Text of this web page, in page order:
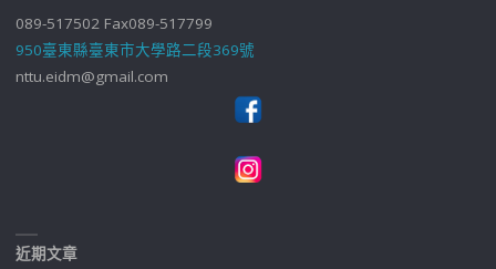
089-517502 Fax089-517799
950臺東縣臺東市大學路二段369號
nttu.eidm@gmail.com
近期文章